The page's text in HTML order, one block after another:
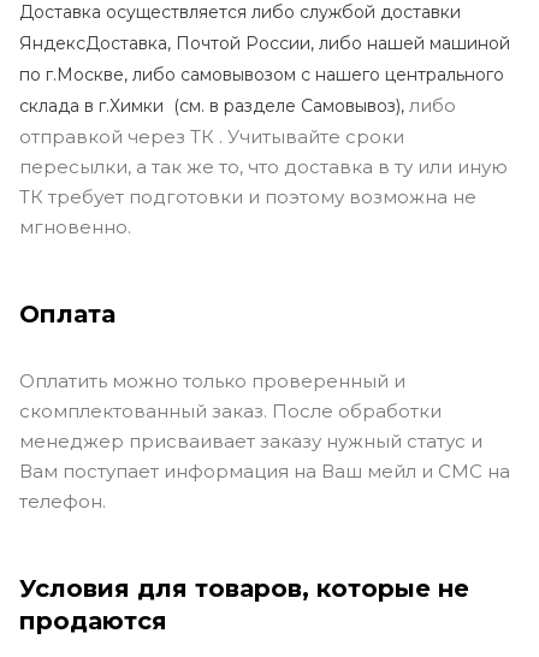
Доставка осуществляется либо службой доставки
ЯндексДоставка, Почтой России, либо нашей машиной
по г.Москве, либо самовывозом с нашего центрального
склада в г.Химки (см. в разделе Самовывоз), либо
отправкой через ТК . Учитывайте сроки
пересылки, а так же то, что доставка в ту или иную
ТК требует подготовки и поэтому возможна не
мгновенно.
Оплата
Оплатить можно только проверенный и
скомплектованный заказ. После обработки
менеджер присваивает заказу нужный статус и
Вам поступает информация на Ваш мейл и СМС на
телефон.
Условия для товаров, которые не
продаются